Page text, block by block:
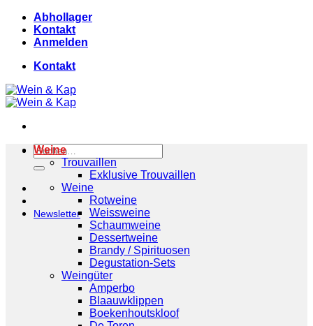
Skip
content
Abhollager
Kontakt
Anmelden
Kontakt
Suchen
nach:
Newsletter
Weine
Trouvaillen
Exklusive Trouvaillen
Weine
Rotweine
Weissweine
Schaumweine
Dessertweine
Brandy / Spirituosen
Degustation-Sets
Weingüter
Amperbo
Blaauwklippen
Boekenhoutskloof